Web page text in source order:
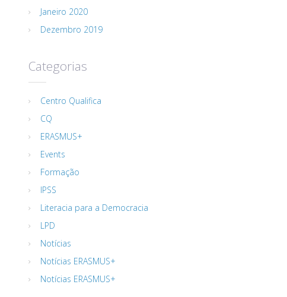
Janeiro 2020
Dezembro 2019
Categorias
Centro Qualifica
CQ
ERASMUS+
Events
Formação
IPSS
Literacia para a Democracia
LPD
Notícias
Notícias ERASMUS+
Notícias ERASMUS+